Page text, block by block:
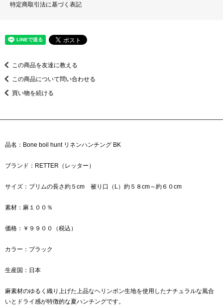
特定商取引法に基づく表記
この商品を友達に教える
この商品について問い合わせる
買い物を続ける
品名：Bone boil hunt リネンハンチング BK
ブランド：RETTER（レッター）
サイズ：ブリムの長さ約５cm 被り口（L）約５８cm～約６０cm
素材：麻１００％
価格：￥９９００（税込）
カラー：ブラック
生産国：日本
麻素材のゆるく織り上げた上品なヘリンボン生地を使用したナチュラルな風合
いとドライ感が特徴的な夏ハンチングです。